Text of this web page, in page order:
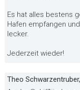
Es hat alles bestens
Hafen empfangen
lecker.
Jederzeit wieder!
Theo